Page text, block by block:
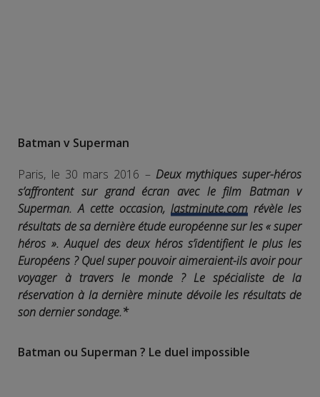
Batman v Superman
Paris, le 30 mars 2016 –Deux mythiques super-héros
s’affrontent sur grand écran avec le film Batman v
Superman. A cette occasion, lastminute.comrévèle les
résultats de sa dernière étude européenne sur les « super
héros ». Auquel des deux héros s’identifient le plus les
Européens ? Quel super pouvoir aimeraient-ils avoir pour
voyager à travers le monde ? Le spécialiste de la
réservation à la dernière minute dévoile les résultats de
son dernier sondage.*
Batman ou Superman ? Le duel impossible